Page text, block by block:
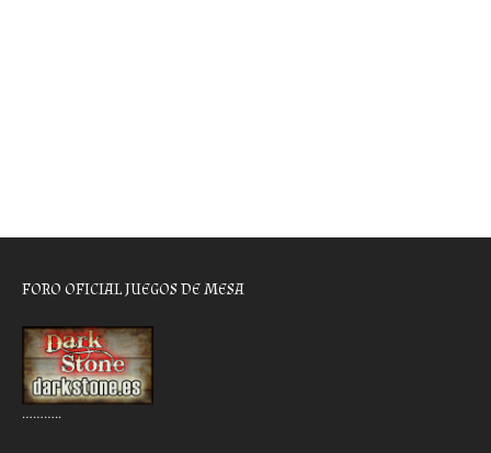
FORO OFICIAL JUEGOS DE MESA
………..